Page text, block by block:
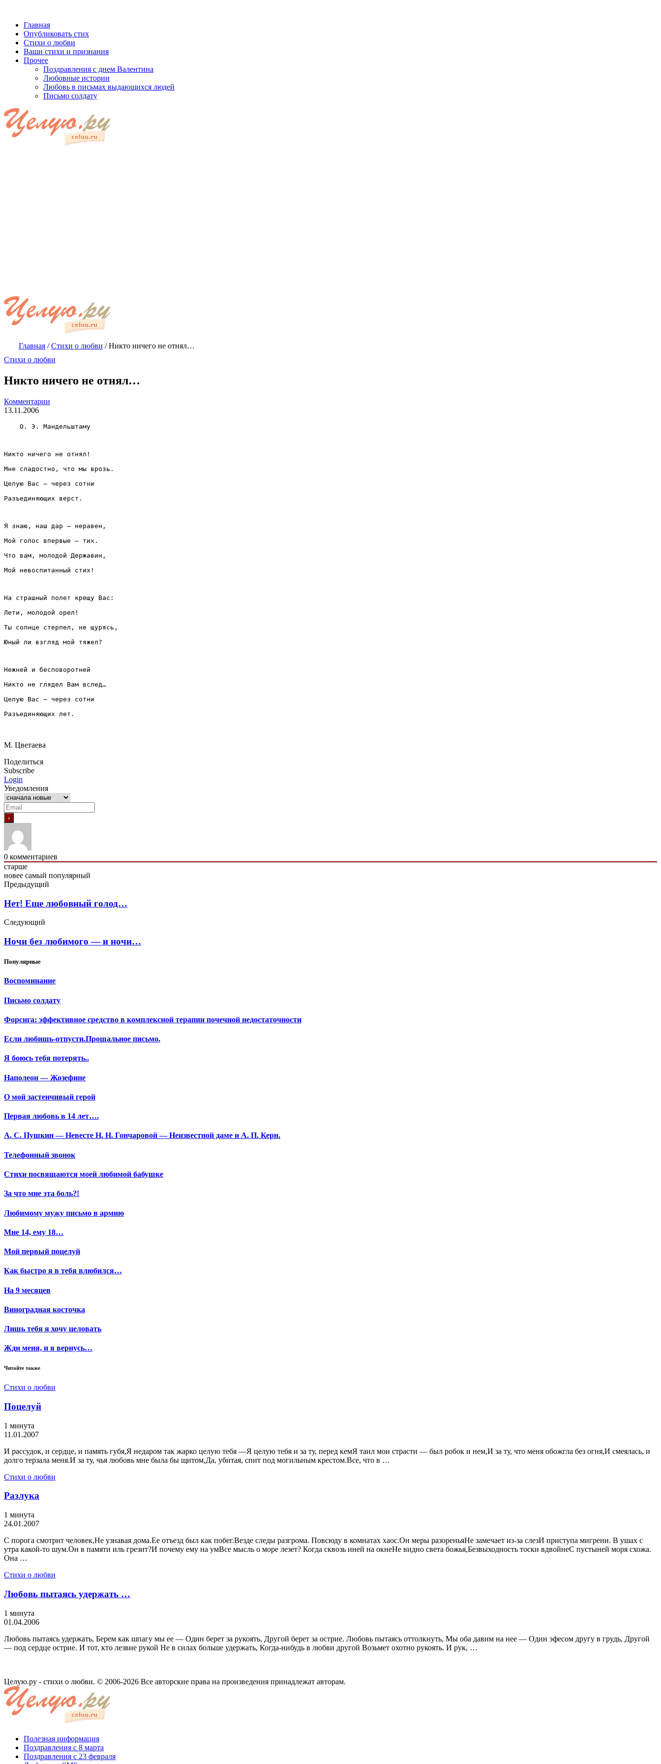
Главная
Опубликовать стих
Стихи о любви
Ваши стихи и признания
Прочее
Поздравления с днем Валентина
Любовные истории
Любовь в письмах выдающихся людей
Письмо солдату
Главная /Стихи о любви /Никто ничего не отнял…
Стихи о любви
Никто ничего не отнял…
Комментарии
13.11.2006
    О. Э. Мандельштаму
Никто ничего не отнял!
Мне сладостно, что мы врозь.
Целую Вас — через сотни
Разъединяющих верст.
Я знаю, наш дар — неравен,
Мой голос впервые — тих.
Что вам, молодой Державин,
Мой невоспитанный стих!
На страшный полет крещу Вас:
Лети, молодой орел!
Ты солнце стерпел, не щурясь,
Юный ли взгляд мой тяжел?
Нежней и бесповоротней
Никто не глядел Вам вслед…
Целую Вас — через сотни
Разъединяющих лет.
М. Цветаева
Поделиться
Subscribe
Login
Уведомления
0 комментариев
старше
новее самый популярный
Предыдущий
Нет! Еще любовный голод…
Следующий
Ночи без любимого — и ночи…
Популярные
Воспоминание
Письмо солдату
Форсига: эффективное средство в комплексной терапии почечной недостаточности
Если любишь-отпусти.Прощальное письмо.
Я боюсь тебя потерять..
Наполеон — Жозефине
О мой застенчивый герой
Первая любовь в 14 лет….
А. С. Пушкин — Невесте Н. Н. Гончаровой — Неизвестной даме и А. П. Керн.
Телефонный звонок
Стихи посвящаются моей любимой бабушке
За что мне эта боль?!
Любимому мужу письмо в армию
Мне 14, ему 18…
Мой первый поцелуй
Как быстро я в тебя влюбился…
На 9 месяцев
Виноградная косточка
Лишь тебя я хочу целовать
Жди меня, и я вернусь…
Читайте также
Стихи о любви
Поцелуй
1 минута
11.01.2007
И рассудок, и сердце, и память губя,Я недаром так жарко целую тебя —Я целую тебя и за ту, перед кемЯ таил мои страсти — был робок и нем,И за ту, что меня обожгла без огня,И смеялась, и
долго терзала меня.И за ту, чья любовь мне была бы щитом,Да, убитая, спит под могильным крестом.Все, что в …
Стихи о любви
Разлука
1 минута
24.01.2007
С порога смотрит человек,Не узнавая дома.Ее отъезд был как побег.Везде следы разгрома. Повсюду в комнатах хаос.Он меры разореньяНе замечает из-за слезИ приступа мигрени. В ушах с
утра какой-то шум.Он в памяти иль грезит?И почему ему на умВсе мысль о море лезет? Когда сквозь иней на окнеНе видно света божья,Безвыходность тоски вдвойнеС пустыней моря схожа.
Она …
Стихи о любви
Любовь пытаясь удержать …
1 минута
01.04.2006
Любовь пытаясь удержать, Берем как шпагу мы ее — Один берет за рукоять, Другой берет за острие. Любовь пытаясь оттолкнуть, Мы оба давим на нее — Один эфесом другу в грудь, Другой
— под сердце острие. И тот, кто лезвие рукой Не в силах больше удержать, Когда-нибудь в любви другой Возьмет охотно рукоять. И рук, …
Целую.ру - стихи о любви. © 2006-2026 Все авторские права на произведения принадлежат авторам.
Полезная информация
Поздравления с 8 марта
Поздравления с 23 февраля